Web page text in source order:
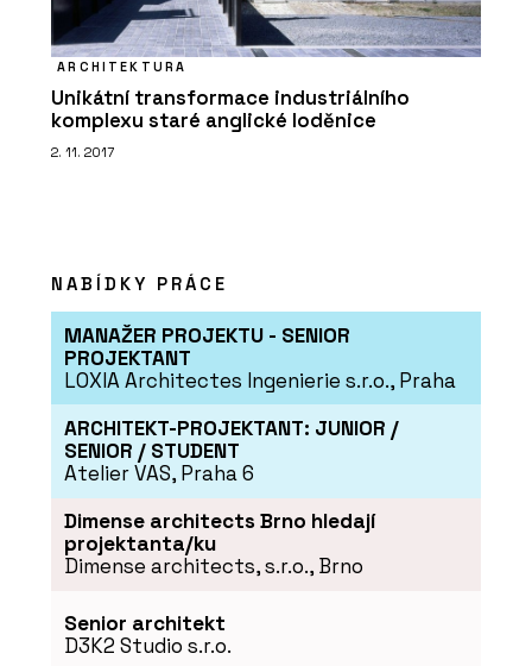
ARCHITEKTURA
Unikátní transformace industriálního
komplexu staré anglické loděnice
2. 11. 2017
NABÍDKY PRÁCE
MANAŽER PROJEKTU - SENIOR
PROJEKTANT
LOXIA Architectes Ingenierie s.r.o., Praha
ARCHITEKT-PROJEKTANT: JUNIOR /
SENIOR / STUDENT
Atelier VAS, Praha 6
Dimense architects Brno hledají
projektanta/ku
Dimense architects, s.r.o., Brno
Senior architekt
D3K2 Studio s.r.o.